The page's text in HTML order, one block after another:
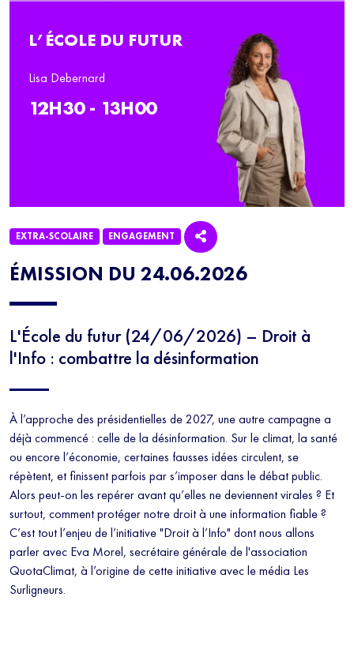
ÉMISSION DU 24.06.2026
L'École du futur (24/06/2026) – Droit à
l'Info : combattre la désinformation
À l’approche des présidentielles de 2027, une autre campagne a
déjà commencé : celle de la désinformation. Sur le climat, la santé
ou encore l’économie, certaines fausses idées circulent, se
répètent, et finissent parfois par s’imposer dans le débat public.
Alors peut-on les repérer avant qu’elles ne deviennent virales ? Et
surtout, comment protéger notre droit à une information fiable ?
C’est tout l’enjeu de l’initiative "Droit à l’Info" dont nous allons
parler avec Eva Morel, secrétaire générale de l'association
QuotaClimat, à l’origine de cette initiative avec le média Les
Surligneurs.
EXTRA-SCOLAIRE ENGAGEMENT
L’ÉCOLE DU FUTUR
Lisa Debernard
12H30 - 13H00